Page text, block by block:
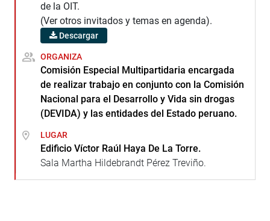
de la OIT.
(Ver otros invitados y temas en agenda).
Descargar
ORGANIZA
Comisión Especial Multipartidaria encargada
de realizar trabajo en conjunto con la Comisión
Nacional para el Desarrollo y Vida sin drogas
(DEVIDA) y las entidades del Estado peruano.
LUGAR
Edificio Víctor Raúl Haya De La Torre.
Sala Martha Hildebrandt Pérez Treviño.